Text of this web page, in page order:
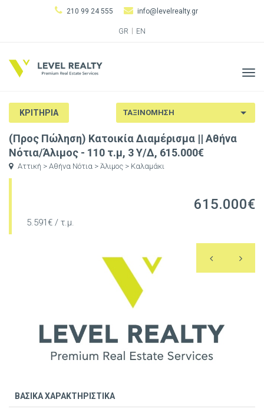
210 99 24 555 info@levelrealty.gr
GR EN
(Προς Πώληση) Κατοικία Διαμέρισμα || Αθήνα
Νότια/Άλιμος - 110 τ.μ, 3 Υ/Δ, 615.000€
Αττική > Αθήνα Νότια > Άλιμος > Καλαμάκι
615.000€
5.591€ / τ.μ.
ΒΑΣΙΚΑ ΧΑΡΑΚΤΗΡΙΣΤΙΚΑ
ΚΡΙΤΗΡΙΑ